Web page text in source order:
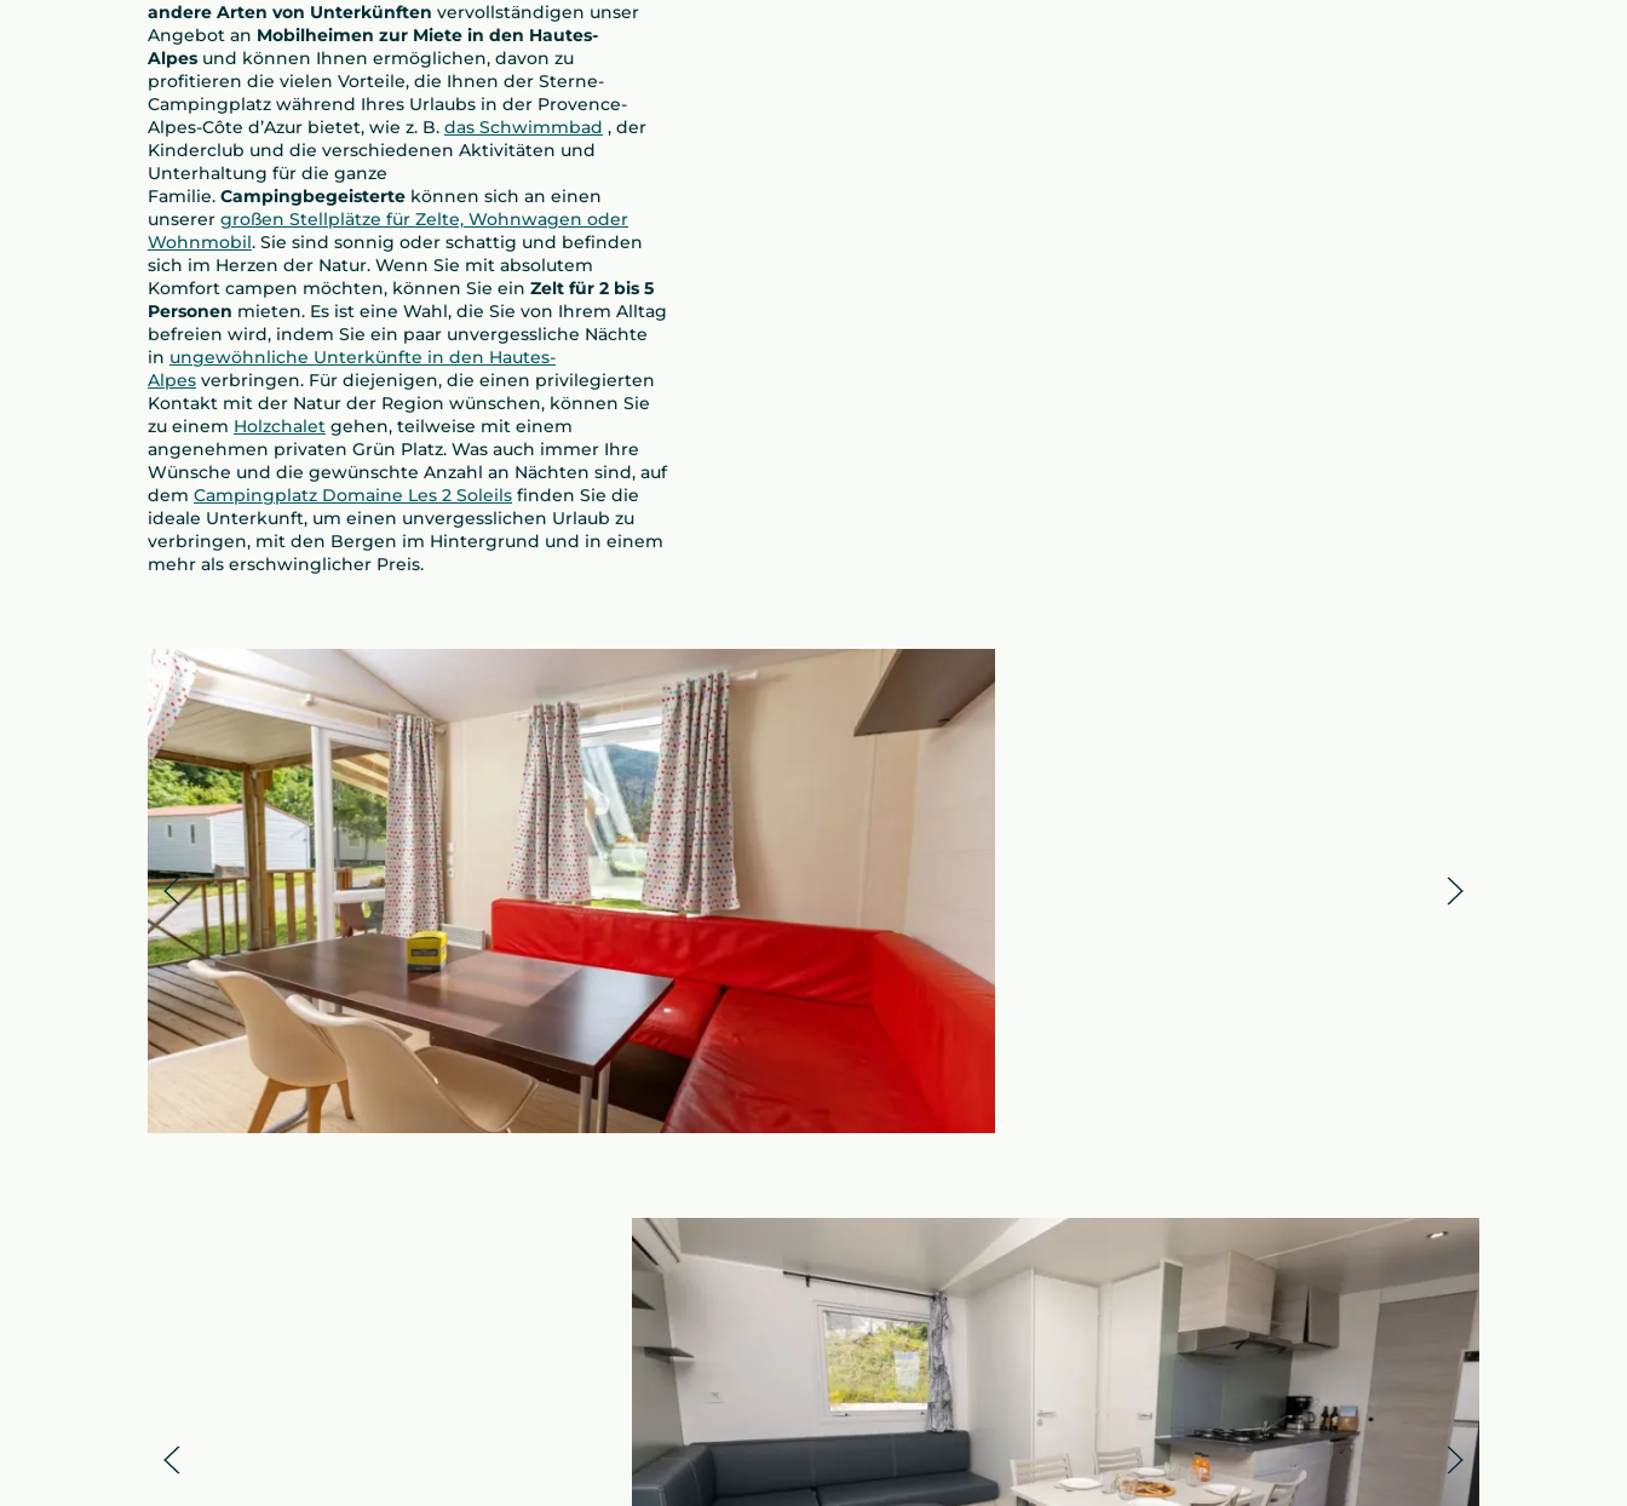
andere Arten von Unterkünften vervollständigen unser
Angebot an Mobilheimen zur Miete in den Hautes-
Alpes und können Ihnen ermöglichen, davon zu
profitieren die vielen Vorteile, die Ihnen der Sterne-
Campingplatz während Ihres Urlaubs in der Provence-
Alpes-Côte d’Azur bietet, wie z. B. das Schwimmbad , der
Kinderclub und die verschiedenen Aktivitäten und
Unterhaltung für die ganze
Familie. Campingbegeisterte können sich an einen
unserer großen Stellplätze für Zelte, Wohnwagen oder
Wohnmobil. Sie sind sonnig oder schattig und befinden
sich im Herzen der Natur. Wenn Sie mit absolutem
Komfort campen möchten, können Sie ein Zelt für 2 bis 5
Personen mieten. Es ist eine Wahl, die Sie von Ihrem Alltag
befreien wird, indem Sie ein paar unvergessliche Nächte
in ungewöhnliche Unterkünfte in den Hautes-
Alpes verbringen. Für diejenigen, die einen privilegierten
Kontakt mit der Natur der Region wünschen, können Sie
zu einem Holzchalet gehen, teilweise mit einem
angenehmen privaten Grün Platz. Was auch immer Ihre
Wünsche und die gewünschte Anzahl an Nächten sind, auf
dem Campingplatz Domaine Les 2 Soleils finden Sie die
ideale Unterkunft, um einen unvergesslichen Urlaub zu
verbringen, mit den Bergen im Hintergrund und in einem
mehr als erschwinglicher Preis.